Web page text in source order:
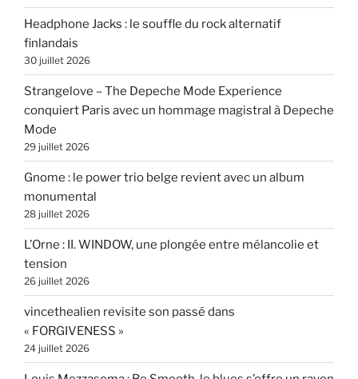
Headphone Jacks : le souffle du rock alternatif
finlandais
30 juillet 2026
Strangelove – The Depeche Mode Experience
conquiert Paris avec un hommage magistral à Depeche
Mode
29 juillet 2026
Gnome : le power trio belge revient avec un album
monumental
28 juillet 2026
L’Orne : II. WINDOW, une plongée entre mélancolie et
tension
26 juillet 2026
vincethealien revisite son passé dans
« FORGIVENESS »
24 juillet 2026